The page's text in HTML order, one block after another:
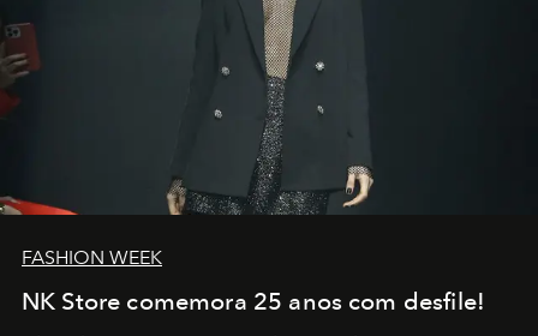
FASHION WEEK
NK Store comemora 25 anos com desfile!